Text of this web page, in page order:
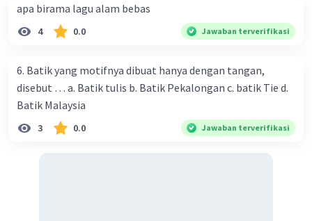
apa birama lagu alam bebas
4 0.0 Jawaban terverifikasi
6. Batik yang motifnya dibuat hanya dengan tangan,
disebut … a. Batik tulis b. Batik Pekalongan c. batik Tie d.
Batik Malaysia
3 0.0 Jawaban terverifikasi